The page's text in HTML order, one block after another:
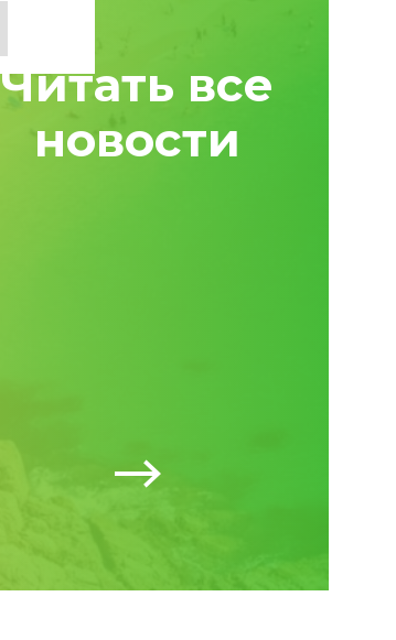
Читать все
новости